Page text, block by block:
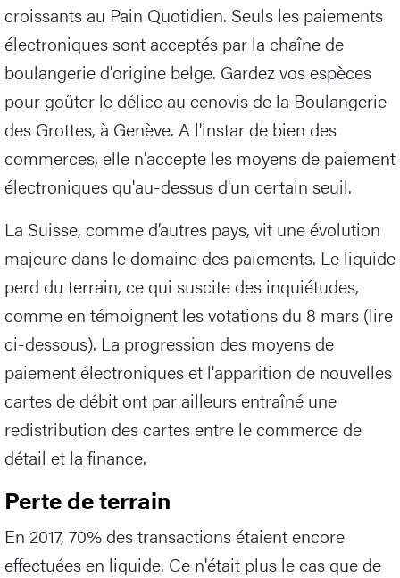
croissants au Pain Quotidien. Seuls les paiements
électroniques sont acceptés par la chaîne de
boulangerie d'origine belge. Gardez vos espèces
pour goûter le délice au cenovis de la Boulangerie
des Grottes, à Genève. A l'instar de bien des
commerces, elle n'accepte les moyens de paiement
électroniques qu'au-dessus d'un certain seuil.
La Suisse, comme d’autres pays, vit une évolution
majeure dans le domaine des paiements. Le liquide
perd du terrain, ce qui suscite des inquiétudes,
comme en témoignent les votations du 8 mars (lire
ci-dessous). La progression des moyens de
paiement électroniques et l'apparition de nouvelles
cartes de débit ont par ailleurs entraîné une
redistribution des cartes entre le commerce de
détail et la finance.
Perte de terrain
En 2017, 70% des transactions étaient encore
effectuées en liquide. Ce n'était plus le cas que de